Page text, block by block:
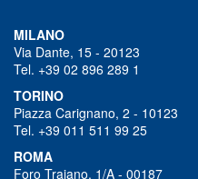
MILANO
Via Dante, 15 - 20123
Tel. +39 02 896 289 1
TORINO
Piazza Carignano, 2 - 10123
Tel. +39 011 511 99 25
ROMA
Foro Traiano, 1/A - 00187